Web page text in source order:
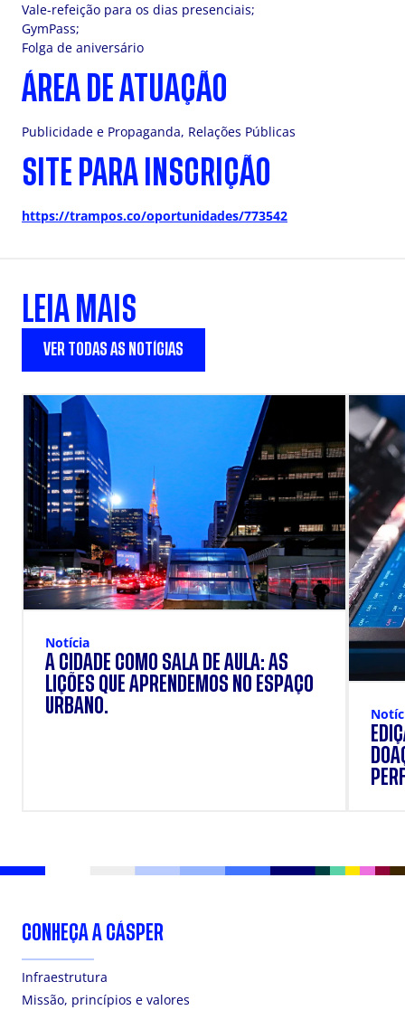
Vale-refeição para os dias presenciais;
GymPass;
Folga de aniversário
ÁREA DE ATUAÇÃO
Publicidade e Propaganda, Relações Públicas
SITE PARA INSCRIÇÃO
https://trampos.co/oportunidades/773542
LEIA MAIS
VER TODAS AS NOTÍCIAS
Notícia
A CIDADE COMO SALA DE AULA: AS
LIÇÕES QUE APRENDEMOS NO ESPAÇO
URBANO.
CONHEÇA A CÁSPER
Infraestrutura
Missão, princípios e valores